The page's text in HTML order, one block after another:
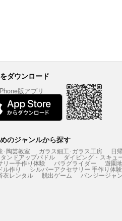
ダウンロード
版アプリ
のジャンルから探す
･陶芸教室 ガラス細工･ガラス工房 日
ンドアップパドル ダイビング・スキュ
リー手作り体験 パラグライダー 遊園
ル作り シルバーアクセサリー 手作り体験
衣レンタル 脱出ゲーム バンジージャ